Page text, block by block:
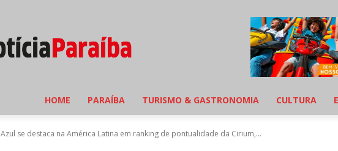
HOME PARAÍBA TURISMO & GASTRONOMIA CULTURA
Azul se destaca na América Latina em ranking de pontualidade da Cirium,...